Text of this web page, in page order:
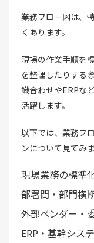
業務フロー図は、
くあります。
現場の作業手順を
を整理したりする
識合わせやERPな
活躍します。
以下では、業務フ
ンについて見てみま
現場業務の標準
部署間・部門横
外部ベンダー・
ERP・基幹シス